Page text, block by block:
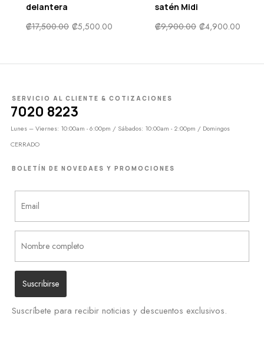
satén Midi
₡9,900.00 ₡4,900.00
₡9,900.00 ₡
SERVICIO AL CLIENTE & COTIZACIONES
7020 8223
Lunes – Viernes: 10:00am - 6:00pm / Sábados: 10:00am - 2:00pm / Domingos
CERRADO
BOLETÍN DE NOVEDAES Y PROMOCIONES
Suscríbete para recibir noticias y descuentos exclusivos.